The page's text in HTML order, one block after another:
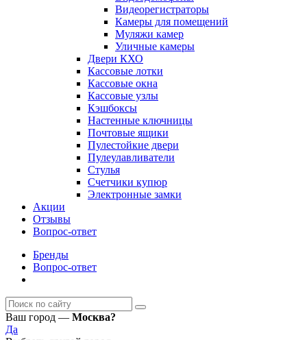
Видеорегистраторы
Камеры для помещений
Муляжи камер
Уличные камеры
Двери КХО
Кассовые лотки
Кассовые окна
Кассовые узлы
Кэшбоксы
Настенные ключницы
Почтовые ящики
Пулестойкие двери
Пулеулавливатели
Стулья
Счетчики купюр
Электронные замки
Акции
Отзывы
Вопрос-ответ
Бренды
Вопрос-ответ
Ваш город — Москва?
Да